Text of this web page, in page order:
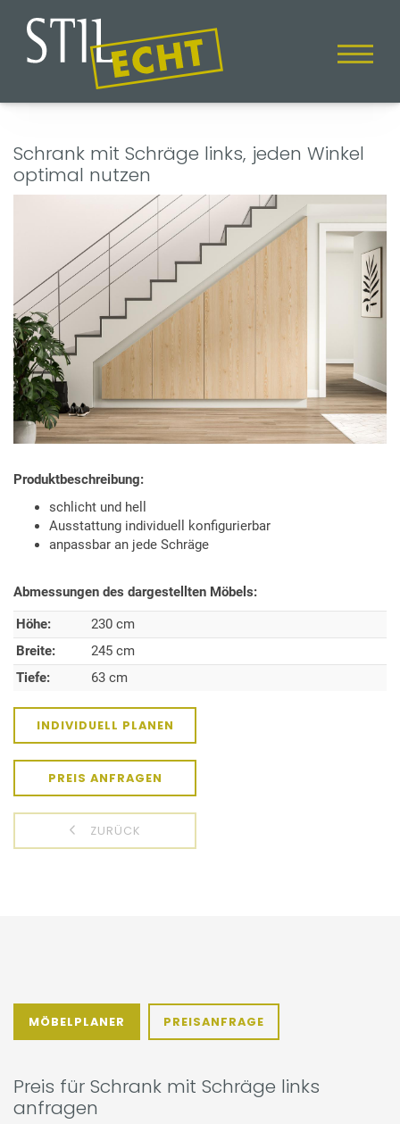
Schrank mit Schräge links, jeden Winkel
optimal nutzen
Produktbeschreibung:
schlicht und hell
Ausstattung individuell konfigurierbar
anpassbar an jede Schräge
Abmessungen des dargestellten Möbels:
Höhe:
230 cm
Breite:
245 cm
Tiefe:
63 cm
INDIVIDUELL PLANEN
PREIS ANFRAGEN
ZURÜCK
MÖBELPLANER PREISANFRAGE
Preis für Schrank mit Schräge links
anfragen